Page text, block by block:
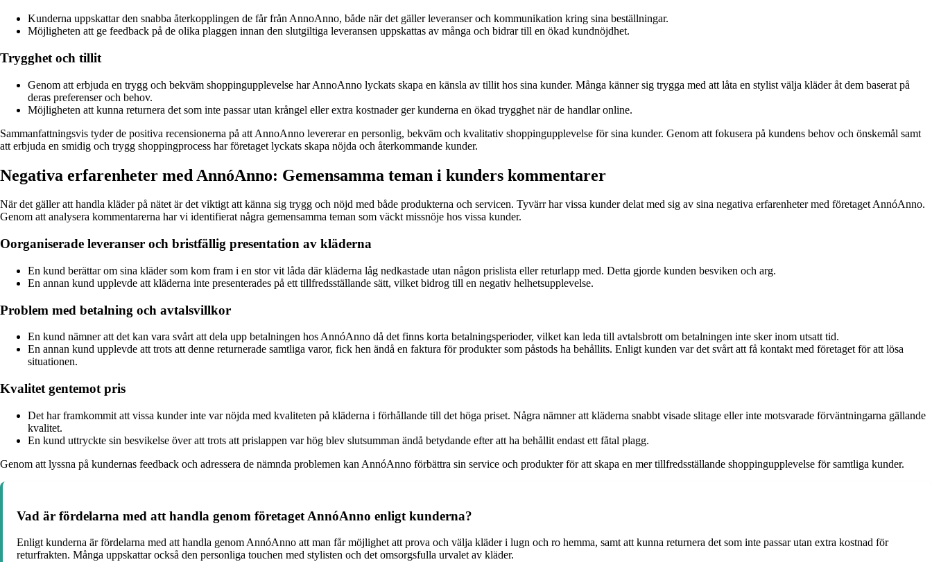
Kunderna uppskattar den snabba återkopplingen de får från AnnoAnno, både när det gäller leveranser och kommunikation kring sina beställningar.
Möjligheten att ge feedback på de olika plaggen innan den slutgiltiga leveransen uppskattas av många och bidrar till en ökad kundnöjdhet.
Trygghet och tillit
Genom att erbjuda en trygg och bekväm shoppingupplevelse har AnnoAnno lyckats skapa en känsla av tillit hos sina kunder. Många känner sig trygga med att låta en stylist välja kläder åt dem baserat på
deras preferenser och behov.
Möjligheten att kunna returnera det som inte passar utan krångel eller extra kostnader ger kunderna en ökad trygghet när de handlar online.
Sammanfattningsvis tyder de positiva recensionerna på att AnnoAnno levererar en personlig, bekväm och kvalitativ shoppingupplevelse för sina kunder. Genom att fokusera på kundens behov och önskemål samt
att erbjuda en smidig och trygg shoppingprocess har företaget lyckats skapa nöjda och återkommande kunder.
Negativa erfarenheter med AnnóAnno: Gemensamma teman i kunders kommentarer
När det gäller att handla kläder på nätet är det viktigt att känna sig trygg och nöjd med både produkterna och servicen. Tyvärr har vissa kunder delat med sig av sina negativa erfarenheter med företaget AnnóAnno.
Genom att analysera kommentarerna har vi identifierat några gemensamma teman som väckt missnöje hos vissa kunder.
Oorganiserade leveranser och bristfällig presentation av kläderna
En kund berättar om sina kläder som kom fram i en stor vit låda där kläderna låg nedkastade utan någon prislista eller returlapp med. Detta gjorde kunden besviken och arg.
En annan kund upplevde att kläderna inte presenterades på ett tillfredsställande sätt, vilket bidrog till en negativ helhetsupplevelse.
Problem med betalning och avtalsvillkor
En kund nämner att det kan vara svårt att dela upp betalningen hos AnnóAnno då det finns korta betalningsperioder, vilket kan leda till avtalsbrott om betalningen inte sker inom utsatt tid.
En annan kund upplevde att trots att denne returnerade samtliga varor, fick hen ändå en faktura för produkter som påstods ha behållits. Enligt kunden var det svårt att få kontakt med företaget för att lösa
situationen.
Kvalitet gentemot pris
Det har framkommit att vissa kunder inte var nöjda med kvaliteten på kläderna i förhållande till det höga priset. Några nämner att kläderna snabbt visade slitage eller inte motsvarade förväntningarna gällande
kvalitet.
En kund uttryckte sin besvikelse över att trots att prislappen var hög blev slutsumman ändå betydande efter att ha behållit endast ett fåtal plagg.
Genom att lyssna på kundernas feedback och adressera de nämnda problemen kan AnnóAnno förbättra sin service och produkter för att skapa en mer tillfredsställande shoppingupplevelse för samtliga kunder.
Vad är fördelarna med att handla genom företaget AnnóAnno enligt kunderna?
Enligt kunderna är fördelarna med att handla genom AnnóAnno att man får möjlighet att prova och välja kläder i lugn och ro hemma, samt att kunna returnera det som inte passar utan extra kostnad för
returfrakten. Många uppskattar också den personliga touchen med stylisten och det omsorgsfulla urvalet av kläder.